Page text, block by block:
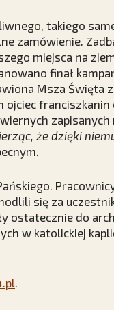
takiego
zamówienie.
miejsca na
finał
Msza Święta
ojciec franciszkanin
zapisanych
że dzięki
się za
ostatecznie do
w katolickiej